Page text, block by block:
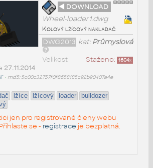
◄ DOWNLOAD
Wheel-loader1.dwg
Kolový lžícový nakladač
kat:Průmyslová
DWG2013
Staženo: 1604x
Velikost
27.11.2014
• md5: 5c00c32757f0f8658185c92b90407a4e
lžíce lžícový loader
bulldozer
jen pro registrované členy webu
se - registrace je bezplatná.